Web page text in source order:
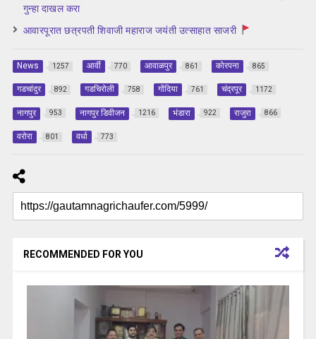
गुन्हा दाखल करा
आवारपूरात छत्रपती शिवाजी महाराज जयंती उत्साहात साजरी
News 1257 आर्वी 770 आवाळपुर 861 कोरपना 865
गडचांदुर 892 गडचिरोली 758 गोंदिया 761 चंद्रपूर 1172
नागपुर 953 नागपुर डिवीजन 1216 भंडारा 922 राजुरा 866
वरोरा 801 वर्धा 773
RECOMMENDED FOR YOU